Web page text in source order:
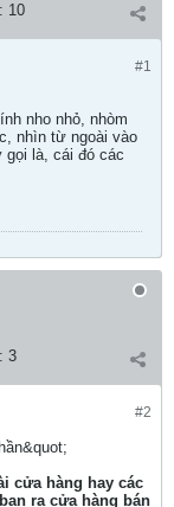
10
#1
nho nhỏ, nhòm
nhìn từ ngoài vào
gọi là, cái đó các
3
#2
cửa hàng hay các
ra cửa hàng bán